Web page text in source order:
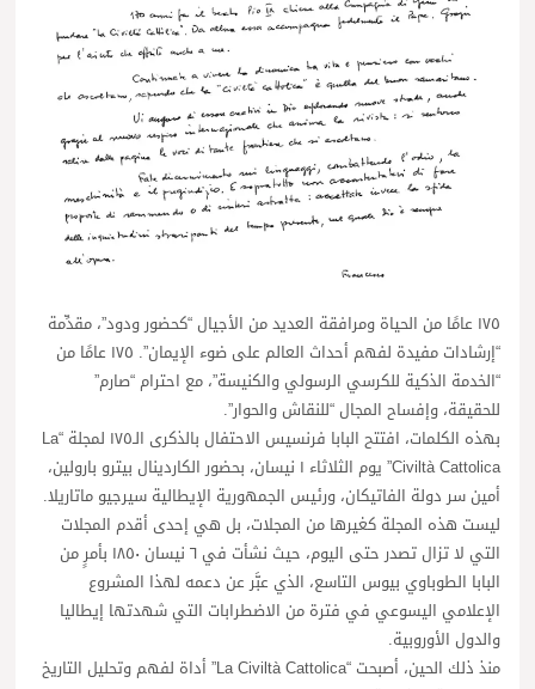
١٧٥ عامًا من الحياة ومرافقة العديد من الأجيال “كحضور ودود”، مقدِّمة
“إرشادات مفيدة لفهم أحداث العالم على ضوء الإيمان”. ١٧٥ عامًا من
“الخدمة الذكية للكرسي الرسولي والكنيسة”، مع احترام “صارم”
للحقيقة، وإفساح المجال “للنقاش والحوار”.
بهذه الكلمات، افتتح البابا فرنسيس الاحتفال بالذكرى الـ١٧٥ لمجلة “La
Civiltà Cattolica” يوم الثلاثاء ١ نيسان، بحضور الكاردينال بيترو بارولين،
أمين سر دولة الفاتيكان، ورئيس الجمهورية الإيطالية سيرجيو ماتاريلا.
ليست هذه المجلة كغيرها من المجلات، بل هي إحدى أقدم المجلات
التي لا تزال تصدر حتى اليوم، حيث نشأت في ٦ نيسان ١٨٥٠ بأمرٍ من
البابا الطوباوي بيوس التاسع، الذي عبَّر عن دعمه لهذا المشروع
الإعلامي اليسوعي في فترة من الاضطرابات التي شهدتها إيطاليا
والدول الأوروبية.
منذ ذلك الحين، أصبحت “La Civiltà Cattolica” أداة لفهم وتحليل التاريخ